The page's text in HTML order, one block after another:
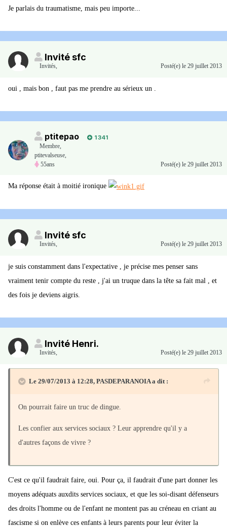
Je parlais du traumatisme, mais peu importe...
Invité sfc
Invités, Posté(e) le 29 juillet 2013
oui , mais bon , faut pas me prendre au sérieux un .
ptitepao
1 341
Membre,
ptitevalseuse,
55ans
Posté(e) le 29 juillet 2013
Ma réponse était à moitié ironique
Invité sfc
Invités, Posté(e) le 29 juillet 2013
je suis constamment dans l'expectative , je précise mes penser sans
vraiment tenir compte du reste , j'ai un truque dans la tête sa fait mal , et
des fois je deviens aigris.
Invité Henri.
Invités, Posté(e) le 29 juillet 2013
Le 29/07/2013 à 12:28, PASDEPARANOIA a dit :
On pourrait faire un truc de dingue.
Les confier aux services sociaux ? Leur apprendre qu'il y a
d'autres façons de vivre ?
C'est ce qu'il faudrait faire, oui. Pour ça, il faudrait d'une part donner les
moyens adéquats auxdits services sociaux, et que les soi-disant défenseurs
des droits l'homme ou de l'enfant ne montent pas au créneau en criant au
fascisme si on enlève ces enfants à leurs parents pour leur éviter la